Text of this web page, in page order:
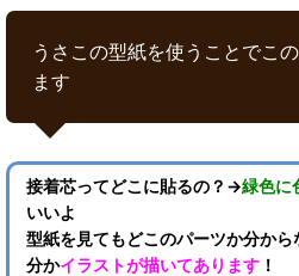
うさこの型紙を使うことでこ
ます
接着芯ってどこに貼るの？→緑色に
いいよ
型紙を見てもどこのパーツか分か
分かイラストが描いてあります ！